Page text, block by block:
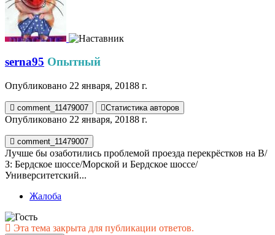
serna95 Опытный
Опубликовано 22 января, 20188 г.
comment_11479007 Статистика авторов
Опубликовано 22 января, 20188 г.
comment_11479007
Лучше бы озаботились проблемой проезда перекрёстков на В/
З: Бердское шоссе/Морской и Бердское шоссе/
Университетский...
Жалоба
Эта тема закрыта для публикации ответов.